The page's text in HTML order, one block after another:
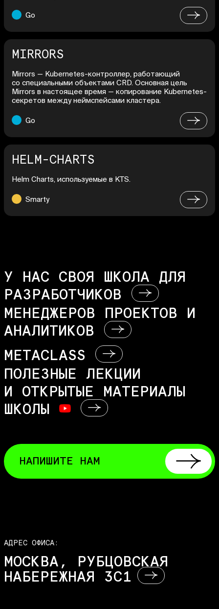
Go
MIRRORS
Mirrors — Kubernetes-контроллер, работающий
со специальными объектами CRD. Основная цель
Mirrors в настоящее время — копирование Kubernetes-
секретов между неймспейсами кластера.
Go
HELM-CHARTS
Helm Charts, используемые в KTS.
Smarty
У НАС СВОЯ ШКОЛА ДЛЯ
РАЗРАБОТЧИКОВ
МЕНЕДЖЕРОВ ПРОЕКТОВ И
АНАЛИТИКОВ
METACLASS
ПОЛЕЗНЫЕ ЛЕКЦИИ
И ОТКРЫТЫЕ МАТЕРИАЛЫ
ШКОЛЫ
НАПИШИТЕ НАМ
АДРЕС ОФИСА:
МОСКВА, РУБЦОВСКАЯ
НАБЕРЕЖНАЯ 3С1